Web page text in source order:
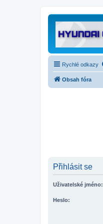
Rychlé odkazy
Obsah fóra
Přihlásit se
Uživatelské jméno:
Heslo: